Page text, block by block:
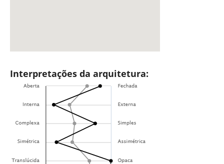
Interpretações da arquitetura: